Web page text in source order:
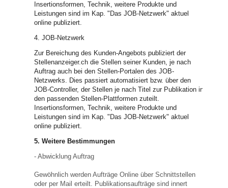
Insertionsformen, Technik, weitere Produkte und
Leistungen sind im Kap. "Das JOB-Netzwerk" aktuel
online publiziert.
4. JOB-Netzwerk
Zur Bereichung des Kunden-Angebots publiziert der
Stellenanzeiger.ch die Stellen seiner Kunden, je nach
Auftrag auch bei den Stellen-Portalen des JOB-
Netzwerks. Dies passiert automatisiert bzw. über den
JOB-Controller, der Stellen je nach Titel zur Publikation in
den passenden Stellen-Plattformen zuteilt.
Insertionsformen, Technik, weitere Produkte und
Leistungen sind im Kap. "Das JOB-Netzwerk" aktuel
online publiziert.
5. Weitere Bestimmungen
- Abwicklung Auftrag
Gewöhnlich werden Aufträge Online über Schnittstellen
oder per Mail erteilt. Publikationsaufträge sind innert